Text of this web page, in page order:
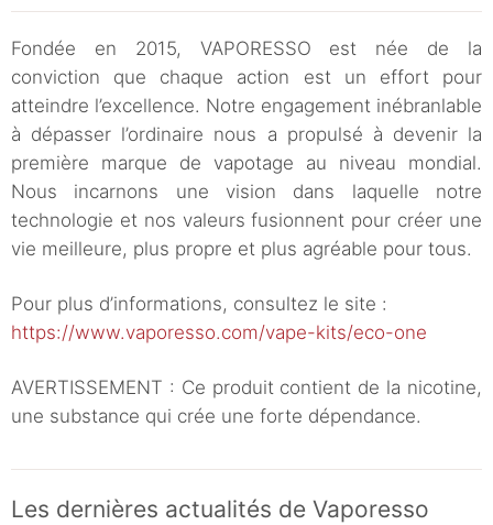
Fondée en 2015, VAPORESSO est née de la
conviction que chaque action est un effort pour
atteindre l’excellence. Notre engagement inébranlable
à dépasser l’ordinaire nous a propulsé à devenir la
première marque de vapotage au niveau mondial.
Nous incarnons une vision dans laquelle notre
technologie et nos valeurs fusionnent pour créer une
vie meilleure, plus propre et plus agréable pour tous.
Pour plus d’informations, consultez le site :
https://www.vaporesso.com/vape-kits/eco-one
AVERTISSEMENT : Ce produit contient de la nicotine,
une substance qui crée une forte dépendance.
Les dernières actualités de Vaporesso